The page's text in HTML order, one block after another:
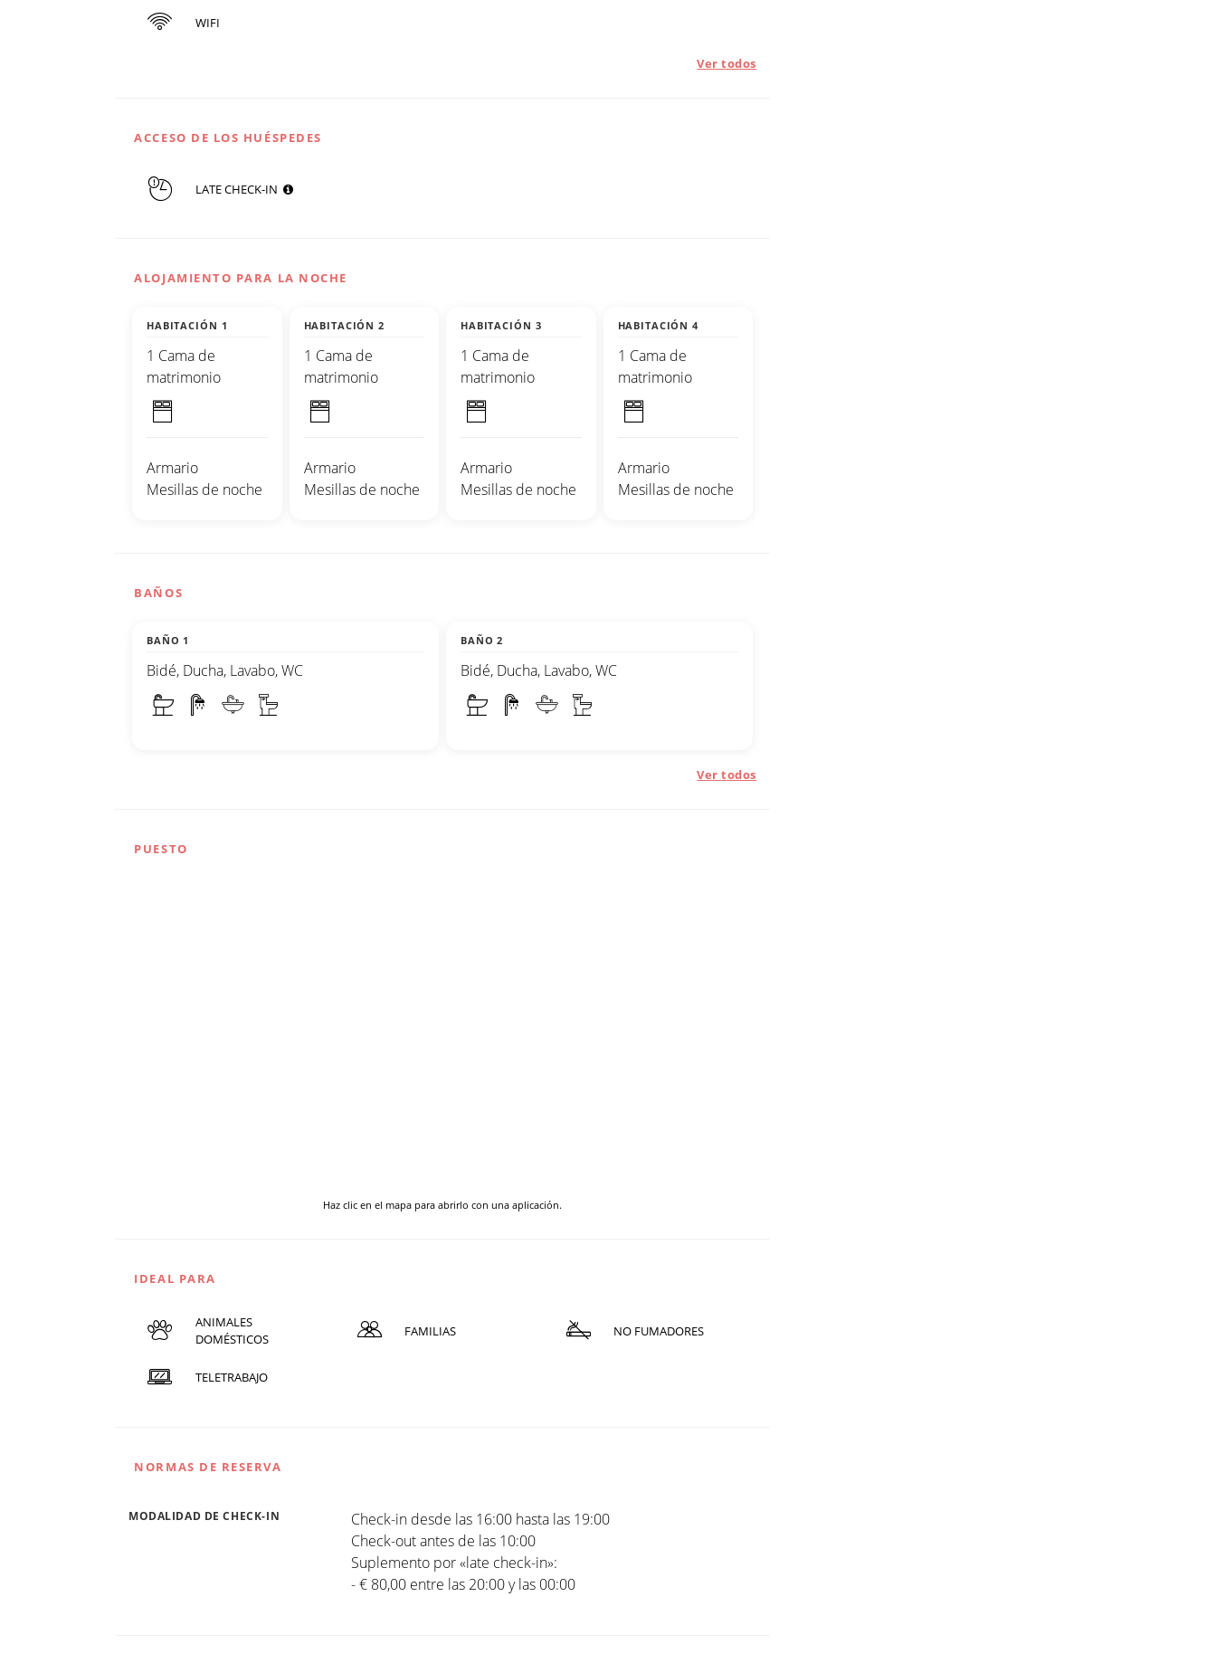
WIFI
Ver todos
ACCESO DE LOS HUÉSPEDES
LATE CHECK-IN
ALOJAMIENTO PARA LA NOCHE
HABITACIÓN 1
1 Cama de
matrimonio
Armario
Mesillas de noche
HABITACIÓN 2
1 Cama de
matrimonio
Armario
Mesillas de noche
HABITACIÓN 3
1 Cama de
matrimonio
Armario
Mesillas de noche
HABITACIÓN 4
1 Cama de
matrimonio
Armario
Mesillas de noche
BAÑOS
BAÑO 1
Bidé, Ducha, Lavabo, WC
BAÑO 2
Bidé, Ducha, Lavabo, WC
Ver todos
PUESTO
Haz clic en el mapa para abrirlo con una aplicación.
IDEAL PARA
ANIMALES
DOMÉSTICOS
FAMILIAS NO FUMADORES
TELETRABAJO
NORMAS DE RESERVA
MODALIDAD DE CHECK-IN
Check-in desde las 16:00 hasta las 19:00
Check-out antes de las 10:00
Suplemento por «late check-in»:
- € 80,00 entre las 20:00 y las 00:00